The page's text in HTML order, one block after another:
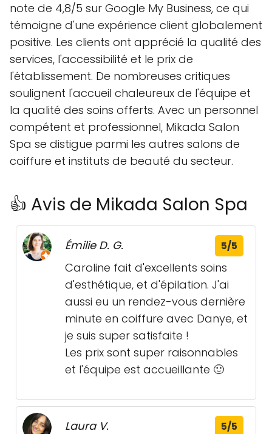
note de 4,8/5 sur Google My Business, ce qui
témoigne d'une expérience client globalement
positive. Les clients ont apprécié la qualité des
services, l'accessibilité et le prix de
l'établissement. De nombreuses critiques
soulignent l'accueil chaleureux de l'équipe et
la qualité des soins offerts. Avec un personnel
compétent et professionnel, Mikada Salon
Spa se distigue parmi les autres salons de
coiffure et instituts de beauté du secteur.
👍 Avis de Mikada Salon Spa
Émilie D. G. 5/5
Caroline fait d'excellents soins
d'esthétique, et d'épilation. J'ai
aussi eu un rendez-vous dernière
minute en coiffure avec Danye, et
je suis super satisfaite !
Les prix sont super raisonnables
et l'équipe est accueillante 🙂
Laura V. 5/5